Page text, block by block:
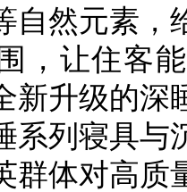
自然元素，
，让住客
新升级的深
系列寝具与
群体对高